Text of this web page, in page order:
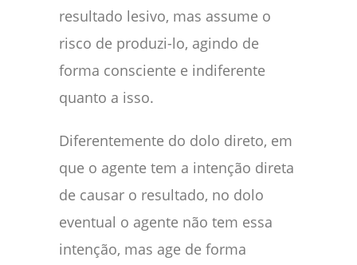
resultado lesivo, mas assume o
risco de produzi-lo, agindo de
forma consciente e indiferente
quanto a isso.
Diferentemente do dolo direto, em
que o agente tem a intenção direta
de causar o resultado, no dolo
eventual o agente não tem essa
intenção, mas age de forma